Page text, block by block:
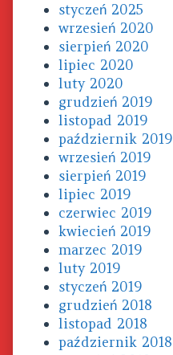
styczeń 2025
wrzesień 2020
sierpień 2020
lipiec 2020
luty 2020
grudzień 2019
listopad 2019
październik 2019
wrzesień 2019
sierpień 2019
lipiec 2019
czerwiec 2019
kwiecień 2019
marzec 2019
luty 2019
styczeń 2019
grudzień 2018
listopad 2018
październik 2018